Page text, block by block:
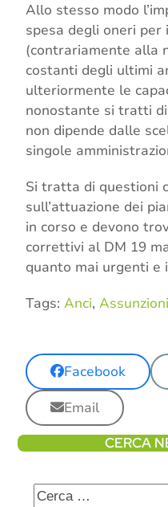
Allo stesso modo
spesa degli oneri
(contrariamente alla
costanti degli ultimi
ulteriormente le
nonostante si tratti
non dipende dalle
singole
Si tratta di questioni
sull’attuazione dei
in corso e devono
correttivi al DM 19
quanto mai urgenti e
Tags: Anci,
Facebook
Email
CERCA